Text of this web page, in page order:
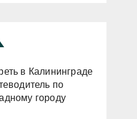
в Калининграде
по
городу